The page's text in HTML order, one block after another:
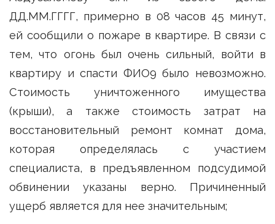
ДД.ММ.ГГГГ, примерно в 08 часов 45 минут,
ей сообщили о пожаре в квартире. В связи с
тем, что огонь был очень сильный, войти в
квартиру и спасти ФИО9 было невозможно.
Стоимость уничтоженного имущества
(крыши), а также стоимость затрат на
восстановительный ремонт комнат дома,
которая определялась с участием
специалиста, в предъявленном подсудимой
обвинении указаны верно. Причиненный
ущерб является для нее значительным;